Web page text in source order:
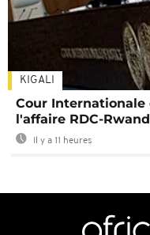
KIGALI
Cour Internationale
l'affaire RDC-
Il y a 11 heures